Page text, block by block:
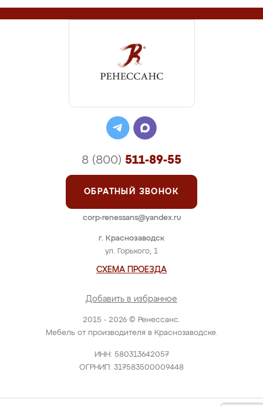
2015 - 2026 © Ренессанс.
Мебель от производителя в Краснозаводске.
ИНН: 580313642057
ОГРНИП: 317583500009448
г. Краснозаводск
ул. Горького, 1
СХЕМА ПРОЕЗДА
Добавить в избранное
8 (800) 511-89-55
ОБРАТНЫЙ ЗВОНОК
corp-renessans@yandex.ru